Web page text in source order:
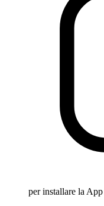
per installare la